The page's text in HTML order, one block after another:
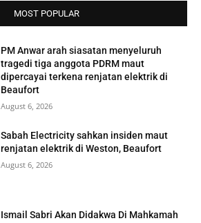
MOST POPULAR
PM Anwar arah siasatan menyeluruh
tragedi tiga anggota PDRM maut
dipercayai terkena renjatan elektrik di
Beaufort
August 6, 2026
Sabah Electricity sahkan insiden maut
renjatan elektrik di Weston, Beaufort
August 6, 2026
Ismail Sabri Akan Didakwa Di Mahkamah